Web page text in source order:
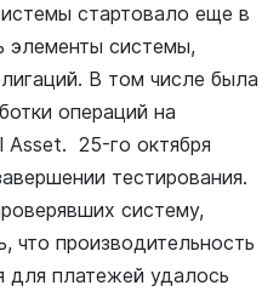
стартовало еще в
элементы системы,
В том числе была
операций на
Asset. 25-го октября
тестирования.
систему,
что производительность
для платежей удалось